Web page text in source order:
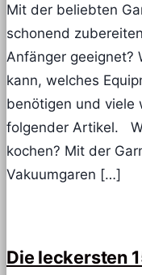
Mit der beliebten
schonend
Anfänger geeignet?
kann, welches
benötigen und viele
folgender Artikel.
kochen? Mit der
Vakuumgaren […]
Die leckersten